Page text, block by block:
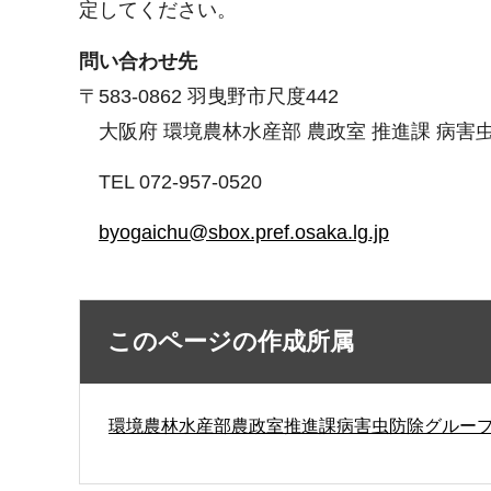
定してください。
問い合わせ先
〒583-0862 羽曳野市尺度442
大阪府 環境農林水産部 農政室 推進課 病害
TEL 072-957-0520
byogaichu@sbox.pref.osaka.lg.jp
このページの作成所属
環境農林水産部農政室推進課病害虫防除グルー